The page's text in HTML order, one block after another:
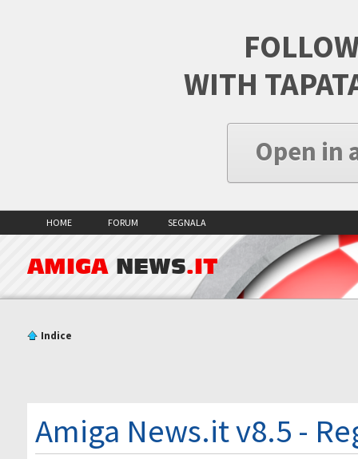
WITH
Open in
HOME FORUM SEGNALA
AMIGA NEWS.IT
Indice
Amiga News.it v8.5 -